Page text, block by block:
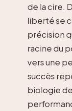
de la cire.
liberté se
précision
racine du
vers une
succès
biologie